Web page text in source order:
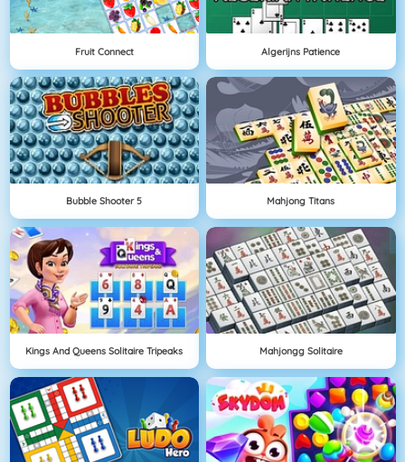
Fruit Connect Algerijns Patience
Bubble Shooter 5 Mahjong Titans
Kings And Queens Solitaire Tripeaks Mahjongg Solitaire